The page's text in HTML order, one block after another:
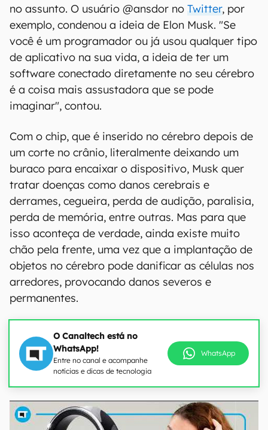
no assunto. O usuário @ansdor no Twitter, por
exemplo, condenou a ideia de Elon Musk. "Se
você é um programador ou já usou qualquer tipo
de aplicativo na sua vida, a ideia de ter um
software conectado diretamente no seu cérebro
é a coisa mais assustadora que se pode
imaginar", contou.
Com o chip, que é inserido no cérebro depois de
um corte no crânio, literalmente deixando um
buraco para encaixar o dispositivo, Musk quer
tratar doenças como danos cerebrais e
derrames, cegueira, perda de audição, paralisia,
perda de memória, entre outras. Mas para que
isso aconteça de verdade, ainda existe muito
chão pela frente, uma vez que a implantação de
objetos no cérebro pode danificar as células nos
arredores, provocando danos severos e
permanentes.
O Canaltech está no
WhatsApp!
Entre no canal e acompanhe
notícias e dicas de tecnologia
WhatsApp